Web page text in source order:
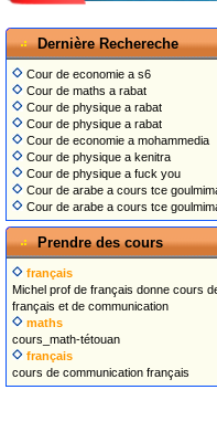
Dernière Rechereche
Cour de economie a s6
Cour de maths a rabat
Cour de physique a rabat
Cour de physique a rabat
Cour de economie a mohammedia
Cour de physique a kenitra
Cour de physique a fuck you
Cour de arabe a cours tce
Cour de arabe a cours tce
Prendre des cours
français
Michel prof de français donne cours
français et de communication
maths
cours_math-tétouan
français
cours de communication français